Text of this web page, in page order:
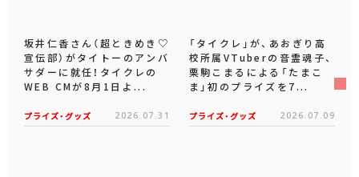
坂井仁香さん（超ときめき♡
宣伝部）がタイトーのアンバ
サダーに就任！タイクレの
WEB CMが8月1日よ...
プライズ・グッズ 2026.07.31
「タイクレ」が、あおぎり高
校所属VTuberの音霊魂子、
栗駒こまるによる「たまこ
ま」初のプライズを7...
プライズ・グッズ 2026.07.09